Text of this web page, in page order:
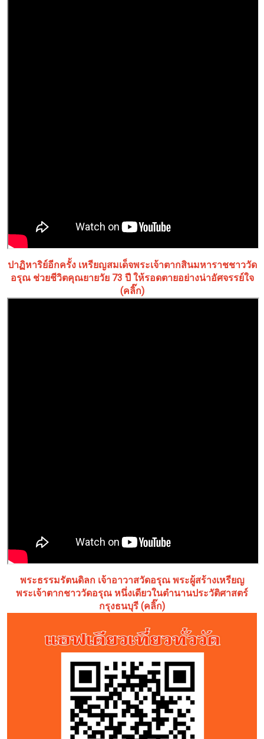
ปาฏิหาริย์อีกครั้ง เหรียญสมเด็จพระเจ้าตากสินมหาราชชาววัด
อรุณ ช่วยชีวิตคุณยายวัย 73 ปี ให้รอดตายอย่างน่าอัศจรรย์ใจ
(คลิ๊ก)
พระธรรมรัตนดิลก เจ้าอาวาสวัดอรุณ พระผู้สร้างเหรียญ
พระเจ้าตากชาววัดอรุณ หนึ่งเดียวในตำนานประวัติศาสตร์
กรุงธนบุรี (คลิ๊ก)